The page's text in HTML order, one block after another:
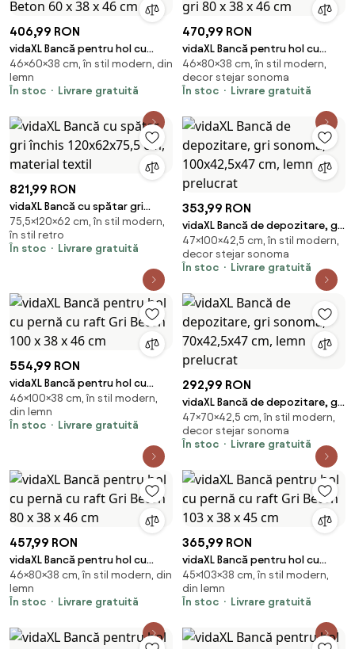
406,99 RON
vidaXL Bancă pentru hol cu
pernă cu sertar Gri Beton 60 x
38 x 46 cm
46×60×38 cm, în stil modern, din
lemn
În stoc
Livrare gratuită
470,99 RON
vidaXL Bancă pentru hol cu
pernă cu raft Sonoma gri 80 x
38 x 46 cm
46×80×38 cm, în stil modern,
decor stejar sonoma
În stoc
Livrare gratuită
821,99 RON
vidaXL Bancă cu spătar gri
închis 120x62x75,5 cm, material
textil
75,5×120×62 cm, în stil modern,
în stil retro
În stoc
Livrare gratuită
353,99 RON
vidaXL Bancă de depozitare, gri
sonoma, 100x42,5x47 cm, lemn
prelucrat
47×100×42,5 cm, în stil modern,
decor stejar sonoma
În stoc
Livrare gratuită
554,99 RON
vidaXL Bancă pentru hol cu
pernă cu raft Gri Beton 100 x 38
x 46 cm
46×100×38 cm, în stil modern,
din lemn
În stoc
Livrare gratuită
292,99 RON
vidaXL Bancă de depozitare, gri
sonoma, 70x42,5x47 cm, lemn
prelucrat
47×70×42,5 cm, în stil modern,
decor stejar sonoma
În stoc
Livrare gratuită
457,99 RON
vidaXL Bancă pentru hol cu
pernă cu raft Gri Beton 80 x 38
x 46 cm
46×80×38 cm, în stil modern, din
lemn
În stoc
Livrare gratuită
365,99 RON
vidaXL Bancă pentru hol cu
pernă cu raft Gri Beton 103 x 38
x 45 cm
45×103×38 cm, în stil modern,
din lemn
În stoc
Livrare gratuită